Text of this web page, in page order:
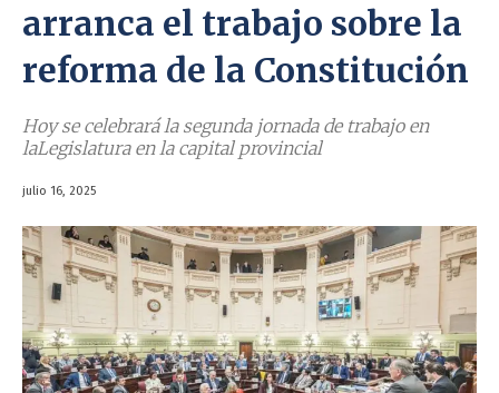
arranca el trabajo sobre la
reforma de la Constitución
Hoy se celebrará la segunda jornada de trabajo en
laLegislatura en la capital provincial
julio 16, 2025